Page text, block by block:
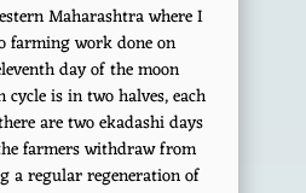
Maharashtra where I
farming work done on
day of the moon
cycle is in two halves, each
are two ekadashi days
farmers withdraw from
a regular regeneration of